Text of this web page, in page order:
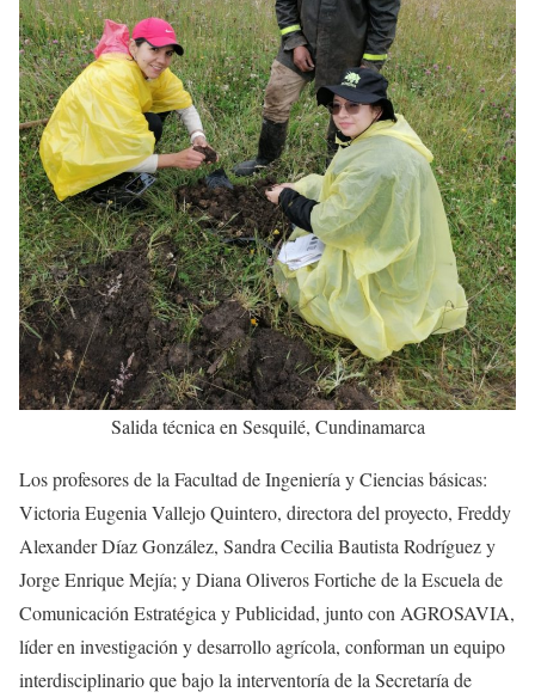
Salida técnica en Sesquilé, Cundinamarca
Los profesores de la Facultad de Ingeniería y Ciencias básicas:
Victoria Eugenia Vallejo Quintero, directora del proyecto, Freddy
Alexander Díaz González, Sandra Cecilia Bautista Rodríguez y
Jorge Enrique Mejía; y Diana Oliveros Fortiche de la Escuela de
Comunicación Estratégica y Publicidad, junto con AGROSAVIA,
líder en investigación y desarrollo agrícola, conforman un equipo
interdisciplinario que bajo la interventoría de la Secretaría de